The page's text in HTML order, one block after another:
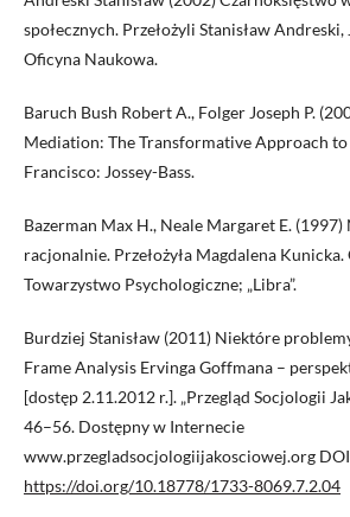
społecznych. Przełożyli Stanisław Andreski,
Oficyna Naukowa.
Baruch Bush Robert A., Folger Joseph P.
Mediation: The Transformative Approach to
Francisco: Jossey-Bass.
Bazerman Max H., Neale Margaret E. (1997)
racjonalnie. Przełożyła Magdalena
Towarzystwo Psychologiczne; „Libra”.
Burdziej Stanisław (2011) Niektóre
Frame Analysis Ervinga Goffmana –
[dostęp 2.11.2012 r.]. „Przegląd Socjologii
46–56. Dostępny w Internecie
www.przegladsocjologiijakosciowej.org
https://doi.org/10.18778/1733-8069.7.2.04